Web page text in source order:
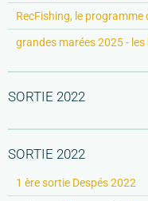
RecFishing, le programme
grandes marées 2025 - les
SORTIE 2022
SORTIE 2022
1 ère sortie Despés 2022